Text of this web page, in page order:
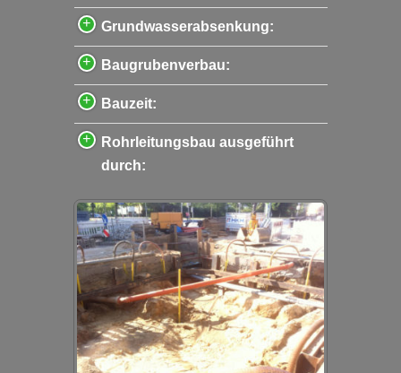
Grundwasserabsenkung:
Baugrubenverbau:
Bauzeit:
Rohrleitungsbau ausgeführt
durch: